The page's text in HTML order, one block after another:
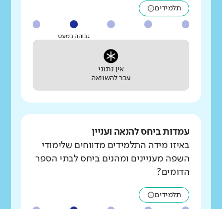
תלמידים
גבוהה במעט
אין נתוני
עבר להשוואה
עמדות ביחס להנאה ועניין
באיזו מידה התלמידים מדווחים שלימודי
השפה מעניינים ומהנים ביחס לבתי הספר
הדומים?
תלמידים